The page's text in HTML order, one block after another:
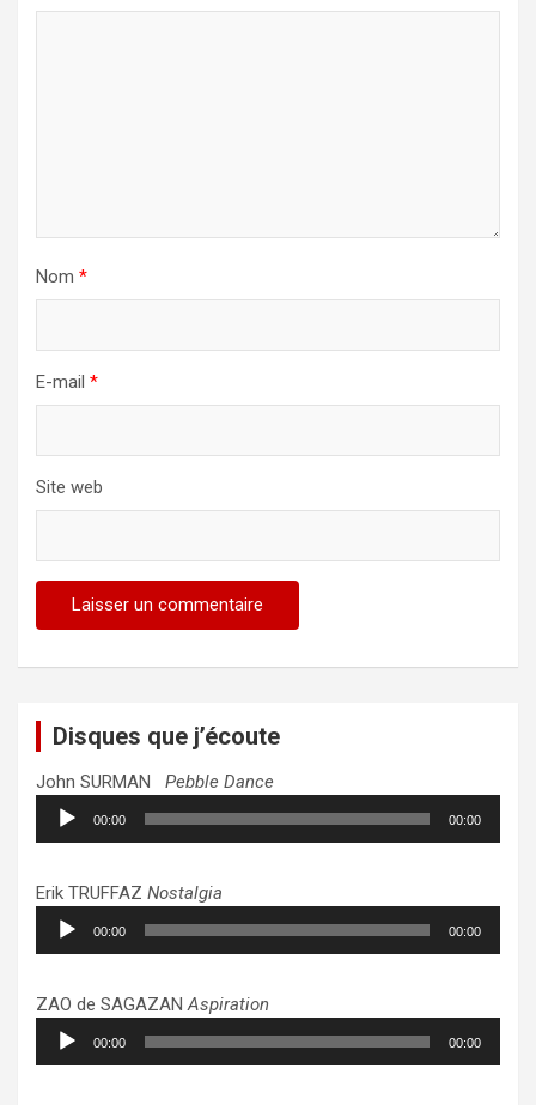
Nom *
E-mail *
Site web
Disques que j’écoute
John SURMAN Pebble Dance
Lecteur
audio
00:00 00:00
Erik TRUFFAZ Nostalgia
Lecteur
audio
00:00 00:00
ZAO de SAGAZANAspiration
Lecteur
audio
00:00 00:00